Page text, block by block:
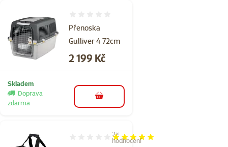
Přenoska
Gulliver 4 72cm
Cena
2 199 Kč
Skladem
Doprava
zdarma
do košíku
Hodnocení 100%, počet hodnocení: 2
2×
hodnocení